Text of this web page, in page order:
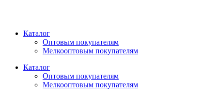
Каталог
Оптовым покупателям
Мелкооптовым покупателям
Каталог
Оптовым покупателям
Мелкооптовым покупателям